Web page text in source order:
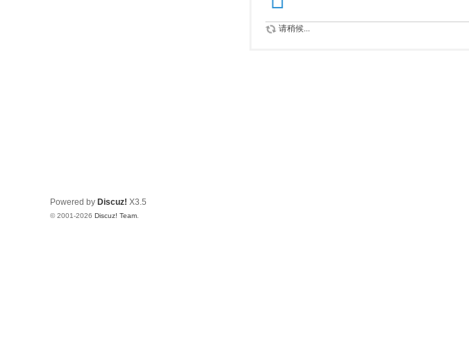
请稍候...
Powered by Discuz! X3.5
© 2001-2026 Discuz! Team